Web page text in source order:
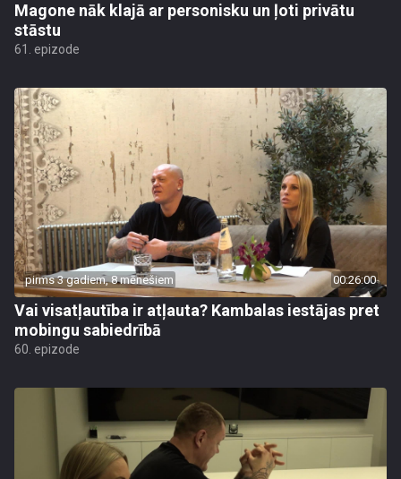
Magone nāk klajā ar personisku un ļoti privātu
stāstu
61. epizode
pirms 3 gadiem, 8 mēnešiem 00:26:00
Vai visatļautība ir atļauta? Kambalas iestājas pret
mobingu sabiedrībā
60. epizode